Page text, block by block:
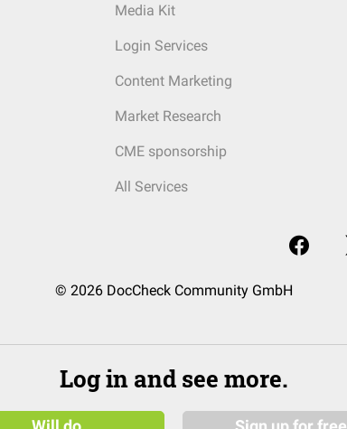
Media Kit
Login Services
Content Marketing
Market Research
CME sponsorship
All Services
© 2026 DocCheck Community GmbH
Log in and see more.